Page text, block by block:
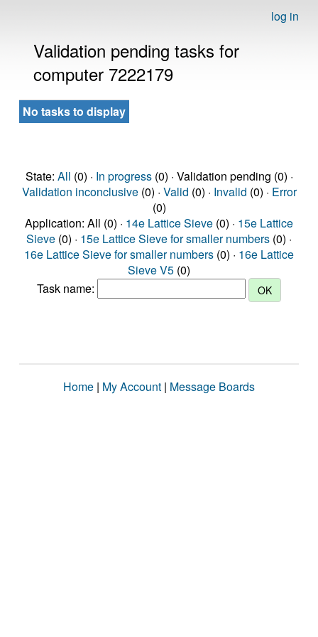
log in
Validation pending tasks for
computer 7222179
No tasks to display
State: All (0) · In progress(0) · Validation pending (0) ·
Validation inconclusive(0) · Valid (0) · Invalid (0) · Error
(0)
Application: All (0) · 14e Lattice Sieve (0) · 15e Lattice
Sieve (0) · 15e Lattice Sieve for smaller numbers (0) ·
16e Lattice Sieve for smaller numbers (0) · 16e Lattice
Sieve V5 (0)
Task name:
Home | My Account | Message Boards